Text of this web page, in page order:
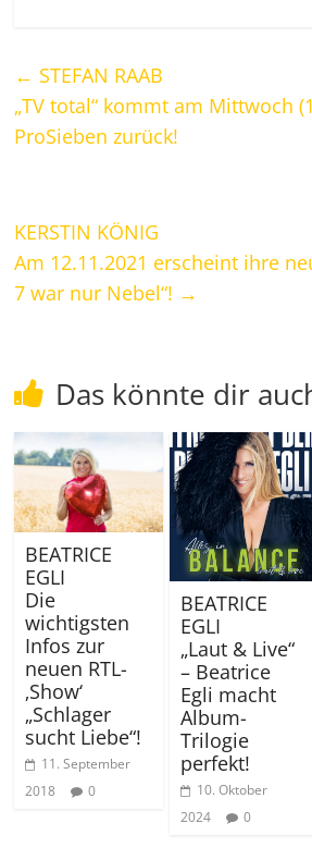
← STEFAN RAAB
„TV total“ kommt am Mittwoch
ProSieben zurück!
KERSTIN KÖNIG
Am 12.11.2021 erscheint ihre
7 war nur Nebel“! →
Das könnte dir
BEATRICE
EGLI
Die
wichtigsten
Infos zur
neuen RTL-
‚Show‘
„Schlager
sucht Liebe“!
11. September
2018
0
BEATRICE
EGLI
„Laut & Live“
– Beatrice
Egli macht
Album-
Trilogie
perfekt!
10. Oktober
2024
0